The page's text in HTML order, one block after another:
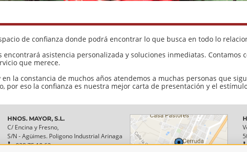
de confianza donde podrá encontrar lo que busca en todo lo
encontrará asistencia personalizada y soluciones inmediatas. Contamos
que merece.
la constancia de muchos años atendemos a muchas personas que
por eso la confianza es nuestra mejor carta de presentación y el
HNOS. MAYOR, S.L.
C/ Encina y Fresno,
S/N - Agüimes. Poligono Industrial Arinaga
928 75 10 62